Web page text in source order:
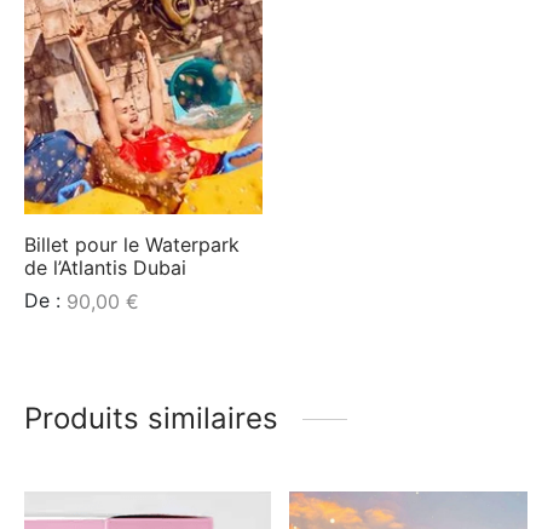
Billet pour le Waterpark
de l’Atlantis Dubai
De : 90,00 €
Produits similaires